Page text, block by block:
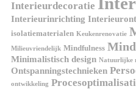
Interieurdecoratie
Interieurinrichting
isolatiematerialen Keukenrenovatie
Milieuvriendelijk Mindfulness
Minimalistisch design Natuurlijke
Ontspanningstechnieken
ontwikkeling